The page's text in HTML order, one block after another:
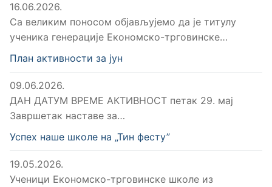
16.06.2026.
Са великим поносом објављујемо да је титулу
ученика генерације Економско-трговинске…
План активности за јун
09.06.2026.
ДАН ДАТУМ ВРЕМЕ АКТИВНОСТ петак 29. мај
Завршетак наставе за…
Успех наше школе на „Тин фесту”
19.05.2026.
Ученици Економско-трговинске школе из